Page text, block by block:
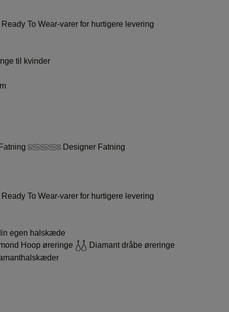
To Wear-varer for hurtigere levering
til kvinder
Designer Fatning
To Wear-varer for hurtigere levering
egen halskæde
Hoop øreringe
Diamant dråbe øreringe